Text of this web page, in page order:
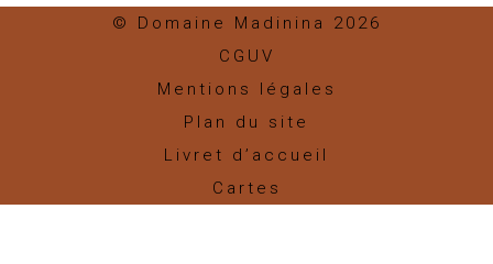
© Domaine Madinina 2026
CGUV
Mentions légales
Plan du site
Livret d’accueil
Cartes